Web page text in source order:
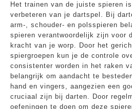
Het trainen van de juiste spieren
verbeteren van je dartspel. Bij
arm-, schouder- en polsspieren
spieren verantwoordelijk zijn voor
kracht van je worp. Door het
spiergroepen kun je de controle
consistenter worden in het raken
belangrijk om aandacht te
hand en vingers, aangezien een
cruciaal zijn bij darten. Door
oefeningen te doen om deze